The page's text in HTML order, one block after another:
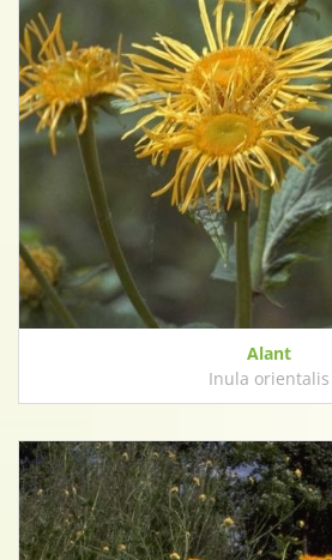
Alant
Inula orientalis